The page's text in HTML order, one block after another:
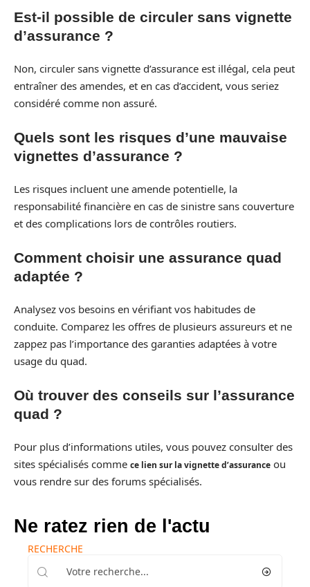
Est-il possible de circuler sans vignette
d’assurance ?
Non, circuler sans vignette d’assurance est illégal, cela peut
entraîner des amendes, et en cas d’accident, vous seriez
considéré comme non assuré.
Quels sont les risques d’une mauvaise
vignettes d’assurance ?
Les risques incluent une amende potentielle, la
responsabilité financière en cas de sinistre sans couverture
et des complications lors de contrôles routiers.
Comment choisir une assurance quad
adaptée ?
Analysez vos besoins en vérifiant vos habitudes de
conduite. Comparez les offres de plusieurs assureurs et ne
zappez pas l’importance des garanties adaptées à votre
usage du quad.
Où trouver des conseils sur l’assurance
quad ?
Pour plus d’informations utiles, vous pouvez consulter des
sites spécialisés comme ce lien sur la vignette d’assurance ou
vous rendre sur des forums spécialisés.
Ne ratez rien de l'actu
RECHERCHE